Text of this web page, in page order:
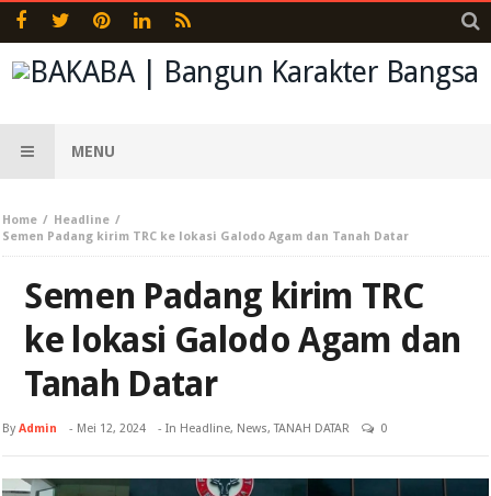
MENU
Home
Headline
Semen Padang kirim TRC ke lokasi Galodo Agam dan Tanah Datar
Semen Padang kirim TRC
ke lokasi Galodo Agam dan
Tanah Datar
ByAdmin - Mei 12, 2024 - In Headline, News,TANAH DATAR 0